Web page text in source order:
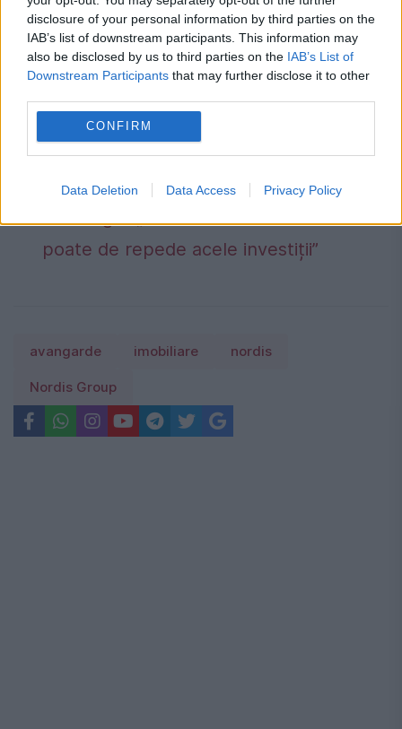
disclosure of your personal information by third parties on the
IAB’s list of downstream participants. This information may
also be disclosed by us to third parties on the IAB’s List of
Downstream Participants that may further disclose it to other
CONFIRM
Data Deletion Data Access Privacy Policy
la dispoziția specialiștilor, pentru a garanta
concluzii complete și obiective.
pot primi mai mulți bani la pensie. Cum
funcționează calculul ascuns în puncte
România, în pericol de blackout? Expert
în energie: „Trebuie să accelerăm cât se
poate de repede acele investiții”
avangarde imobiliare nordis
Nordis Group